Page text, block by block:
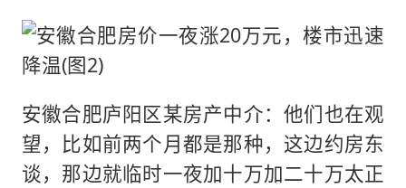
安徽合肥庐阳区某房产中介：他们也在观
望，比如前两个月都是那种，这边约房东
谈，那边就临时一夜加十万加二十万太正